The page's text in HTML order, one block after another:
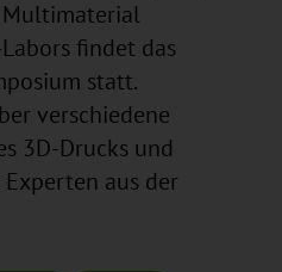
Multimaterial
findet das
statt.
verschiedene
3D-Drucks und
aus der